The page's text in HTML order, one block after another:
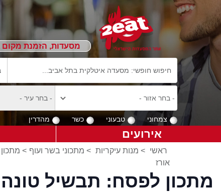
מסעדות, הזמנת מקום
צמחוני טבעוני כשר מהדרין
אירועים
ראשי > מנות עיקריות > מתכוני בשר ועוף >
אורז
מתכון לפסח: תבשיל